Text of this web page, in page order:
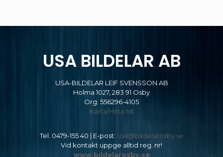
USA BILDELAR AB
USA-BILDELAR LEIF SVENSSON AB
Holma 1027, 283 91 Osby
Org: 556296-4105
Karta/Hitta hit
Tel. 0479-155 40 | E-post: usa@bildelarosby.se
Vid kontakt uppge alltid reg. nr!
www.bildelarosby.se